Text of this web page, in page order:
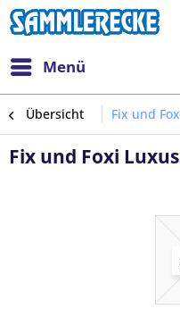
Menü
Übersicht Fix und
Fix und Foxi